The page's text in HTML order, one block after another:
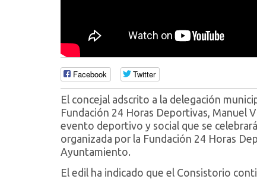
Facebook Twitter
El concejal adscrito a la delegación
Fundación 24 Horas Deportivas, Manuel
evento deportivo y social que se
organizada por la Fundación 24 Horas
Ayuntamiento.
El edil ha indicado que el Consistorio